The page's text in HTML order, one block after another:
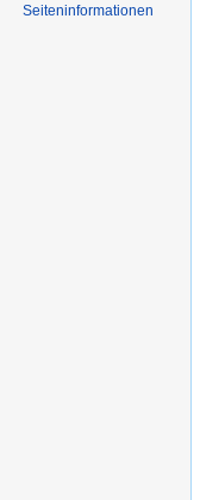
Seiten­informationen